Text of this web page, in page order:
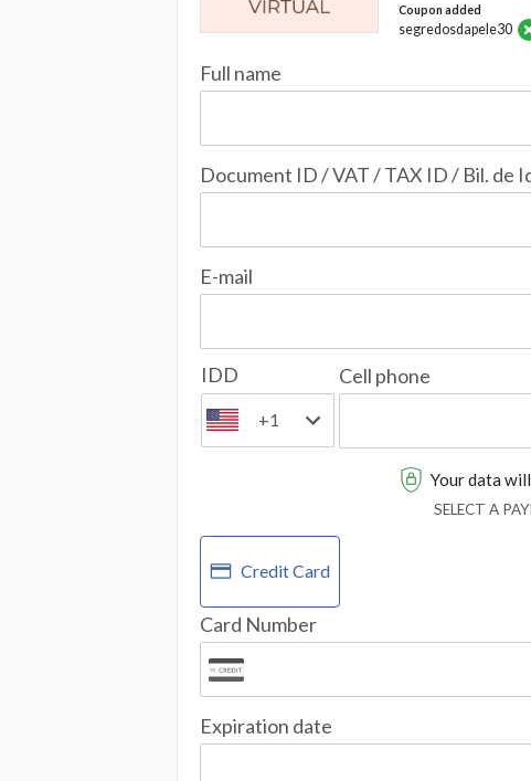
Coupon added
segredosdapele30
Full name
Document ID / VAT / TAX ID / Bil. de
E-mail
IDD
+1
Cell phone
Your data
SELECT A
Credit Card
Card Number
Expiration date